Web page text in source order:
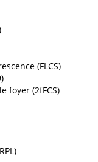
(FLCS)
foyer (2fFCS)